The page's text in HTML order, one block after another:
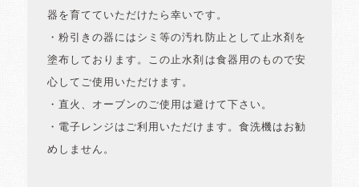
器を育てていただけたら幸いです。
・粉引きの器にはシミ等の汚れ防止として止水剤を
塗布しております。この止水剤は食器用のもので安
心してご使用いただけます。
・直火、オーブンのご使用は避けて下さい。
・電子レンジはご利用いただけます。食洗機はお勧
めしません。